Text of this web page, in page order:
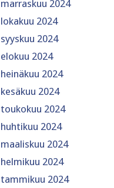
marraskuu 2024
lokakuu 2024
syyskuu 2024
elokuu 2024
heinäkuu 2024
kesäkuu 2024
toukokuu 2024
huhtikuu 2024
maaliskuu 2024
helmikuu 2024
tammikuu 2024